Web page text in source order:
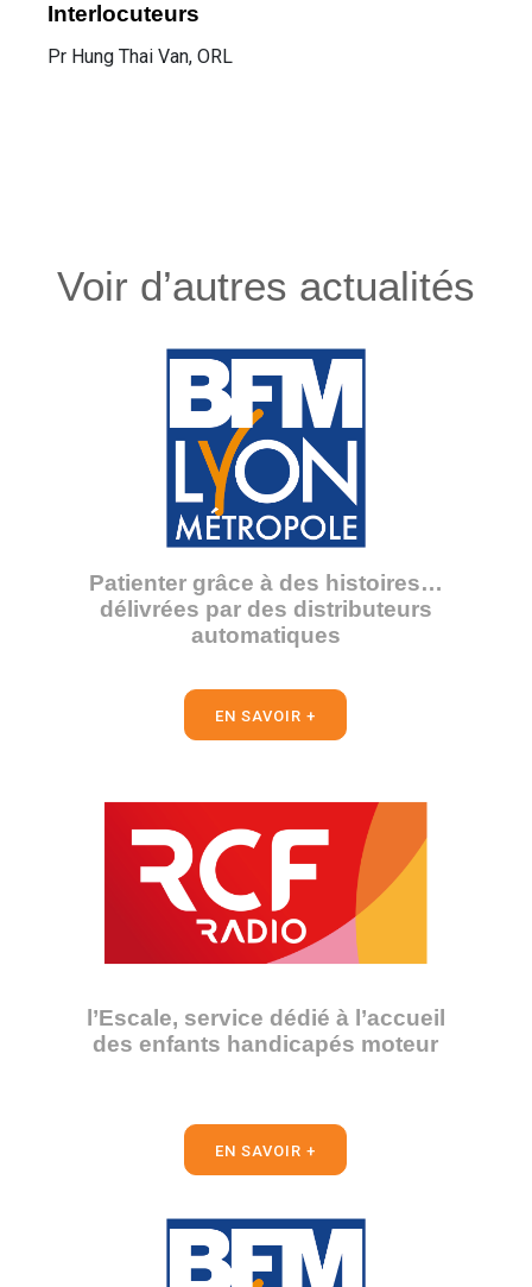
Interlocuteurs
Pr Hung Thai Van, ORL
Voir d’autres actualités
Patienter grâce à des histoires…
délivrées par des distributeurs
automatiques
EN SAVOIR +
l’Escale, service dédié à l’accueil
des enfants handicapés moteur
EN SAVOIR +